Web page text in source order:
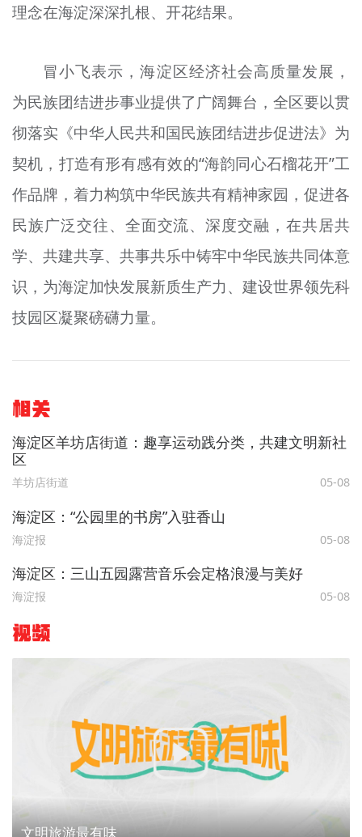
理念在海淀深深扎根、开花结果。
冒小飞表示，海淀区经济社会高质量发展，
为民族团结进步事业提供了广阔舞台，全区要以贯
彻落实《中华人民共和国民族团结进步促进法》为
契机，打造有形有感有效的“海韵同心石榴花开”工
作品牌，着力构筑中华民族共有精神家园，促进各
民族广泛交往、全面交流、深度交融，在共居共
学、共建共享、共事共乐中铸牢中华民族共同体意
识，为海淀加快发展新质生产力、建设世界领先科
技园区凝聚磅礴力量。
相关
海淀区羊坊店街道：趣享运动践分类，共建文明新社
区
羊坊店街道 05-08
海淀区：“公园里的书房”入驻香山
海淀报 05-08
海淀区：三山五园露营音乐会定格浪漫与美好
海淀报 05-08
视频
文明旅游最有味